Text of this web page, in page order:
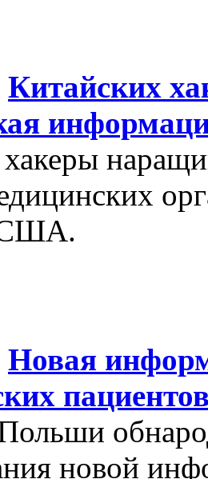
Китайских
США.
Новая
новой